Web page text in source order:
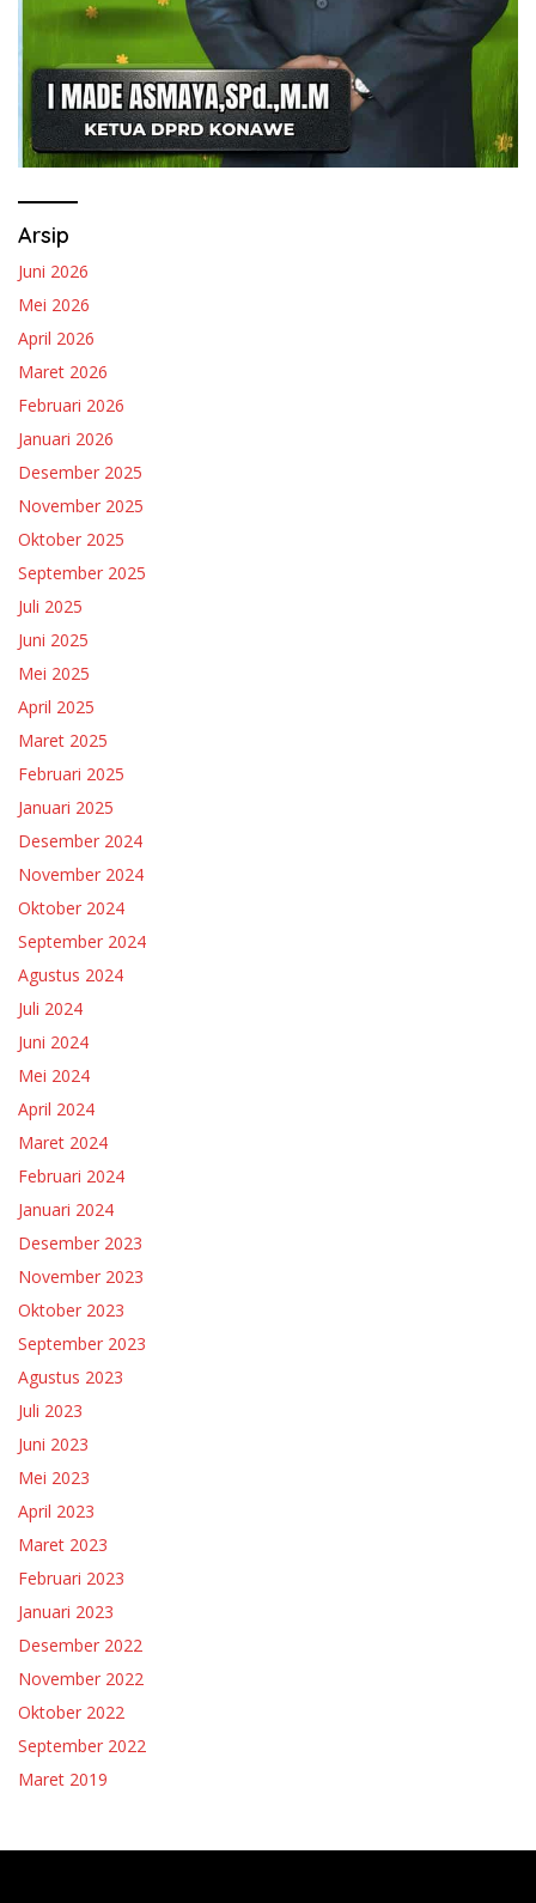
Arsip
Juni 2026
Mei 2026
April 2026
Maret 2026
Februari 2026
Januari 2026
Desember 2025
November 2025
Oktober 2025
September 2025
Juli 2025
Juni 2025
Mei 2025
April 2025
Maret 2025
Februari 2025
Januari 2025
Desember 2024
November 2024
Oktober 2024
September 2024
Agustus 2024
Juli 2024
Juni 2024
Mei 2024
April 2024
Maret 2024
Februari 2024
Januari 2024
Desember 2023
November 2023
Oktober 2023
September 2023
Agustus 2023
Juli 2023
Juni 2023
Mei 2023
April 2023
Maret 2023
Februari 2023
Januari 2023
Desember 2022
November 2022
Oktober 2022
September 2022
Maret 2019